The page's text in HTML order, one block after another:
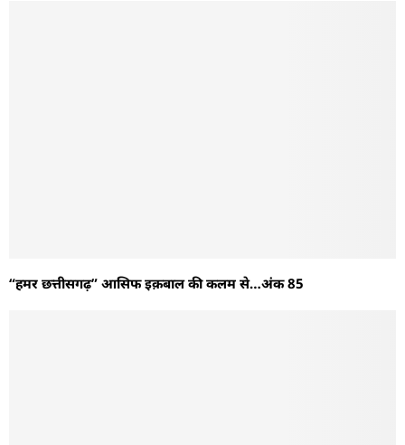
“हमर छत्तीसगढ़” आसिफ इक़बाल की कलम से…अंक 85